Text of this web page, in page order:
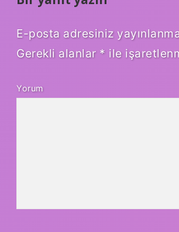
E-posta adresiniz
Gerekli alanlar * ile
Yorum